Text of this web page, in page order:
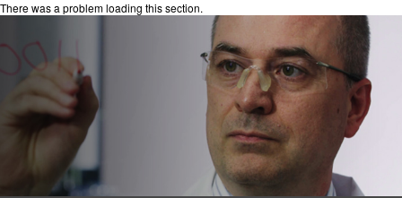
There was a problem loading this section.